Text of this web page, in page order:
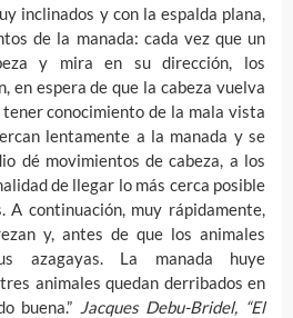
inclinados y con la espalda plana,
de la manada: cada vez que un
y mira en su dirección, los
en espera de que la cabeza vuelva
conocimiento de la mala vista
lentamente a la manada y se
dé movimientos de cabeza, a los
de llegar lo más cerca posible
A continuación, muy rápidamente,
y, antes de que los animales
azagayas. La manada huye
animales quedan derribados en
buena.” Jacques Debu-Bridel, “El